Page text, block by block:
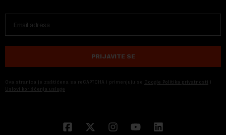
PRIJAVITE SE
Ova stranica je zaštićena sa reCAPTCHA i primenjuju se Google Politika privatnosti i
Uslovi korišćenja usluge